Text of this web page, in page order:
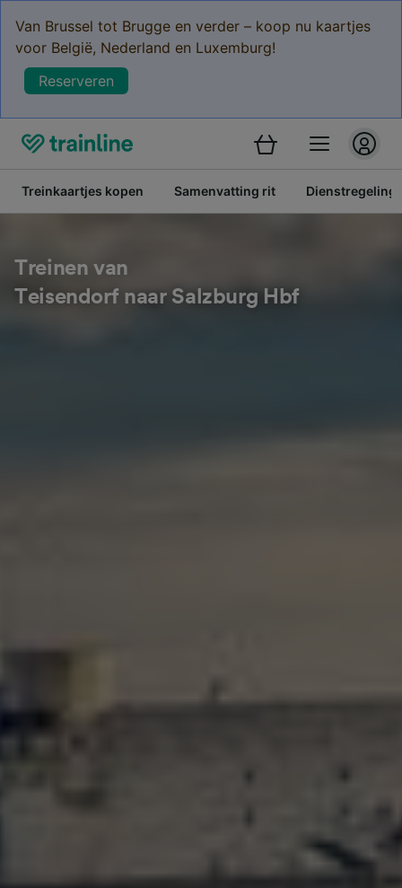
Van Brussel tot Brugge en verder – koop nu kaartjes
voor België, Nederland en Luxemburg!
Reserveren
Treinkaartjes kopen Samenvatting rit Dienstregeling
Treinen van
Teisendorf naar Salzburg Hbf